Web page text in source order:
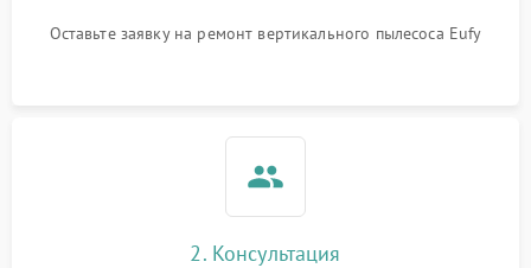
Оставьте заявку на ремонт вертикального пылесоса Eufy
2. Консультация